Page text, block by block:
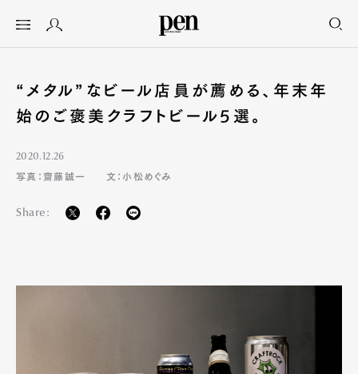
“メタル”なビール店員が薦める、年末年
始のご褒美クラフトビール5選。
2020.12.26
写真：齋藤誠一
文：小松めぐみ
Share: